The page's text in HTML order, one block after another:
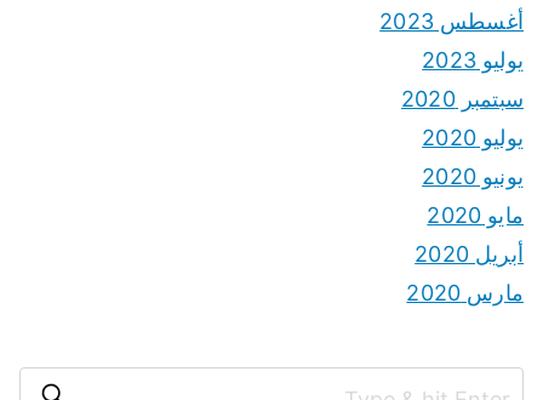
أغسطس 2023
يوليو 2023
سبتمبر 2020
يوليو 2020
يونيو 2020
مايو 2020
أبريل 2020
مارس 2020